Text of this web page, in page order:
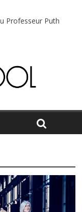
Professeur Puth
indépendant
en hausse
chaleur et bonne
bière, métal et